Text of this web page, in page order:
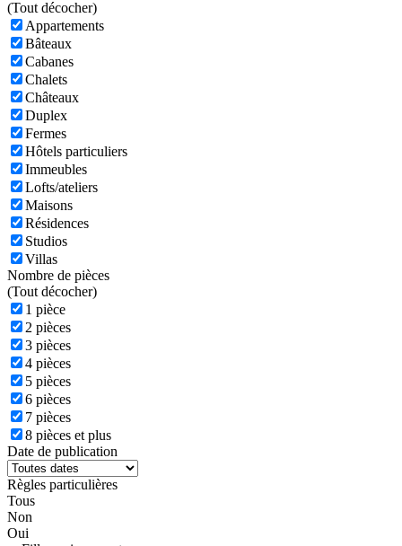
(Tout décocher)
Appartements
Bâteaux
Cabanes
Chalets
Châteaux
Duplex
Fermes
Hôtels particuliers
Immeubles
Lofts/ateliers
Maisons
Résidences
Studios
Villas
Nombre de pièces
(Tout décocher)
1 pièce
2 pièces
3 pièces
4 pièces
5 pièces
6 pièces
7 pièces
8 pièces et plus
Date de publication
Règles particulières
Tous
Non
Oui